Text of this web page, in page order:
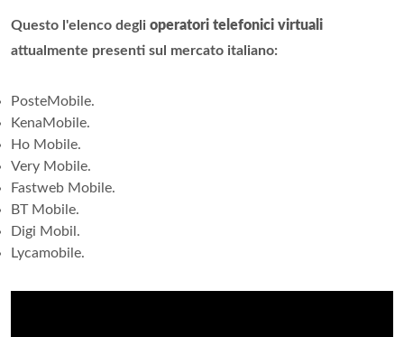
Questo l'elenco degli operatori telefonici virtuali
attualmente presenti sul mercato italiano:
PosteMobile.
KenaMobile.
Ho Mobile.
Very Mobile.
Fastweb Mobile.
BT Mobile.
Digi Mobil.
Lycamobile.